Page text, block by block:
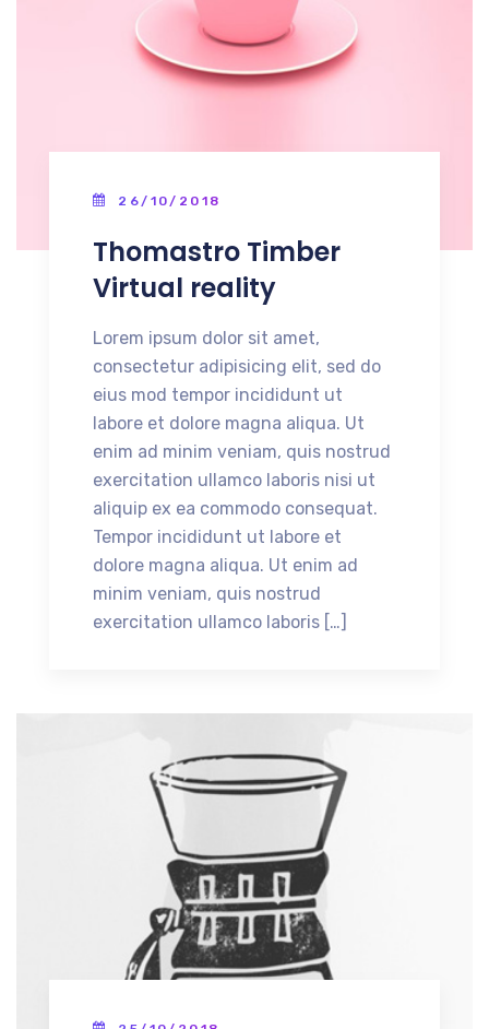
26/10/2018
Thomastro Timber
Virtual reality
Lorem ipsum dolor sit amet,
consectetur adipisicing elit, sed do
eius mod tempor incididunt ut
labore et dolore magna aliqua. Ut
enim ad minim veniam, quis nostrud
exercitation ullamco laboris nisi ut
aliquip ex ea commodo consequat.
Tempor incididunt ut labore et
dolore magna aliqua. Ut enim ad
minim veniam, quis nostrud
exercitation ullamco laboris […]